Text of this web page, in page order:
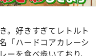
。好きすぎてレトルト
「ハードコアカレーシ
ーを食べ歩いており、